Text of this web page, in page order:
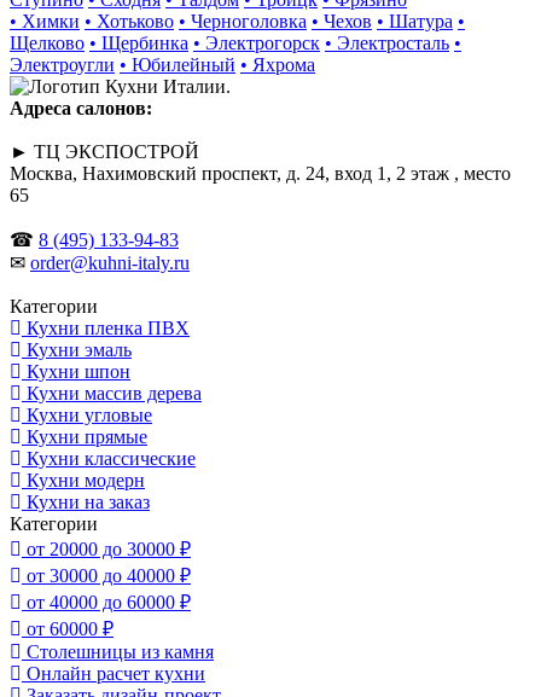
• Химки • Хотьково • Черноголовка • Чехов • Шатура •
Щелково • Щербинка • Электрогорск • Электросталь •
Электроугли • Юбилейный • Яхрома
Адреса салонов:
► ТЦ ЭКСПОСТРОЙ
Москва, Нахимовский проспект, д. 24, вход 1, 2 этаж , место
65
☎ 8 (495) 133-94-83
✉ order@kuhni-italy.ru
Категории
Кухни пленка ПВХ
Кухни эмаль
Кухни шпон
Кухни массив дерева
Кухни угловые
Кухни прямые
Кухни классические
Кухни модерн
Кухни на заказ
Категории
от 20000 до 30000 ₽
от 30000 до 40000 ₽
от 40000 до 60000 ₽
от 60000 ₽
Столешницы из камня
Онлайн расчет кухни